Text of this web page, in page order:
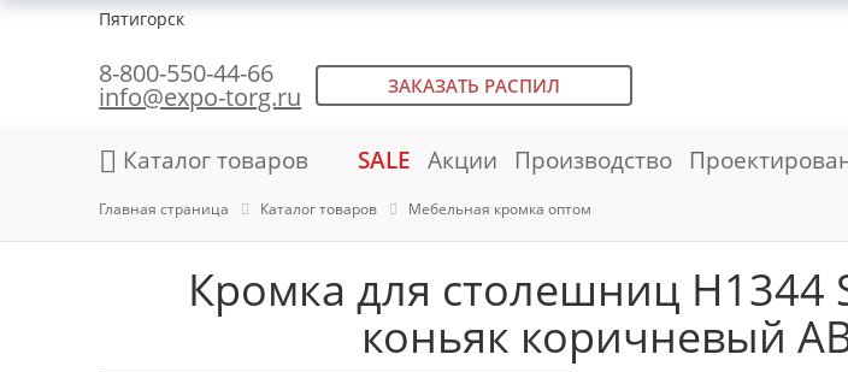
Пятигорск
8-800-550-44-66
info@expo-torg.ru ЗАКАЗАТЬ РАСПИЛ
Каталог товаров SALE Акции Производство
Главная страница Каталог товаров Мебельная кромка оптом
Кромка для столешниц
коньяк коричневый